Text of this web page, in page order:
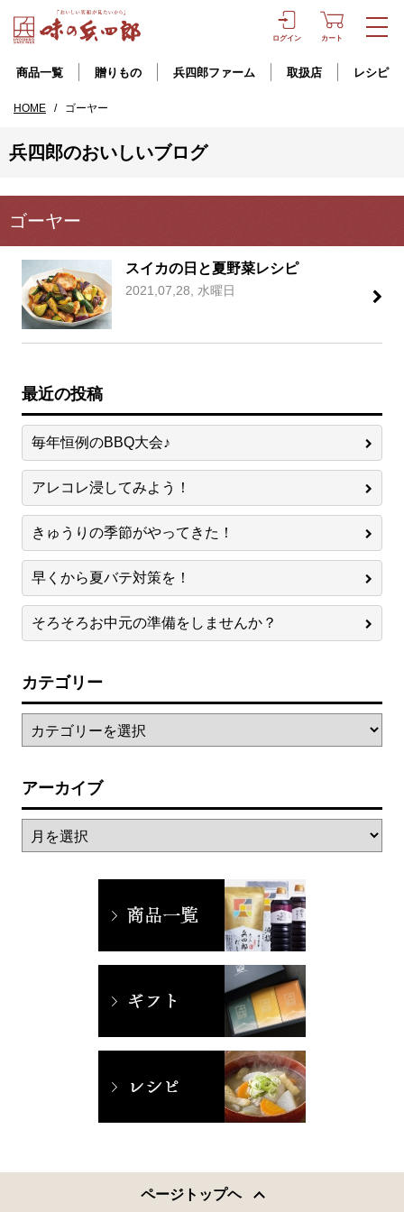
ログイン カート
商品一覧 贈りもの 兵四郎ファーム 取扱店 レシピ
HOME / ゴーヤー
兵四郎のおいしいブログ
ゴーヤー
スイカの日と夏野菜レシピ
2021,07,28, 水曜日
最近の投稿
毎年恒例のBBQ大会♪
アレコレ浸してみよう！
きゅうりの季節がやってきた！
早くから夏バテ対策を！
そろそろお中元の準備をしませんか？
カテゴリー
アーカイブ
ページトップヘ